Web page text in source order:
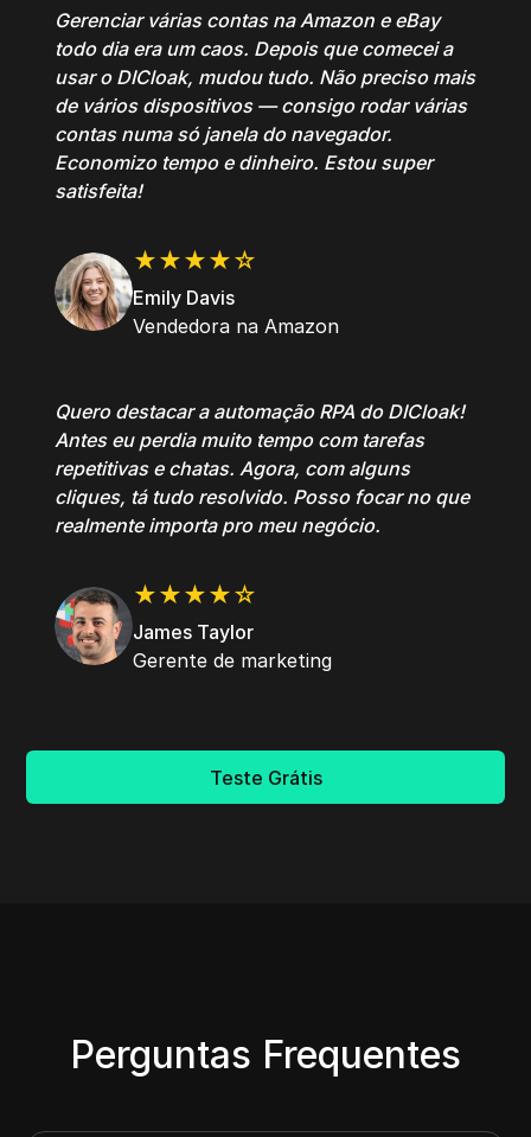
Gerenciar várias contas na Amazon e eBay
todo dia era um caos. Depois que comecei a
usar o DICloak, mudou tudo. Não preciso mais
de vários dispositivos — consigo rodar várias
contas numa só janela do navegador.
Economizo tempo e dinheiro. Estou super
satisfeita!
★★★★☆
Emily Davis
Vendedora na Amazon
Quero destacar a automação RPA do DICloak!
Antes eu perdia muito tempo com tarefas
repetitivas e chatas. Agora, com alguns
cliques, tá tudo resolvido. Posso focar no que
realmente importa pro meu negócio.
★★★★☆
James Taylor
Gerente de marketing
Teste Grátis
Perguntas Frequentes